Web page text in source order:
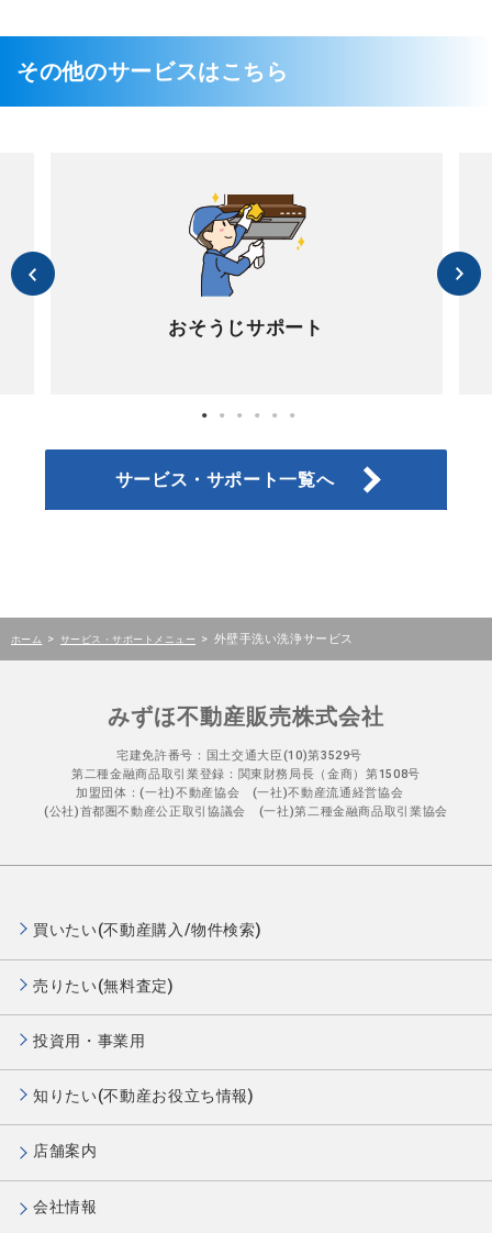
その他のサービスはこちら
おそうじサポート
サービス・サポート一覧へ
ホーム > サービス・サポートメニュー > 外壁手洗い洗浄サービス
みずほ不動産販売株式会社
宅建免許番号：国土交通大臣(10)第3529号
第二種金融商品取引業登録：関東財務局長（金商）第1508号
加盟団体：(一社)不動産協会 (一社)不動産流通経営協会
(公社)首都圏不動産公正取引協議会 (一社)第二種金融商品取引業協会
買いたい(不動産購入/物件検索)
売りたい(無料査定)
投資用・事業用
知りたい(不動産お役立ち情報)
店舗案内
会社情報